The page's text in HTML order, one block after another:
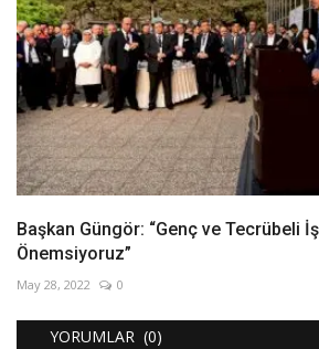
Başkan Güngör: “Genç ve Tecrübeli
Önemsiyoruz”
May 28, 2022 0
YORUMLAR (0)